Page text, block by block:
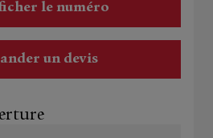
le numéro
un devis